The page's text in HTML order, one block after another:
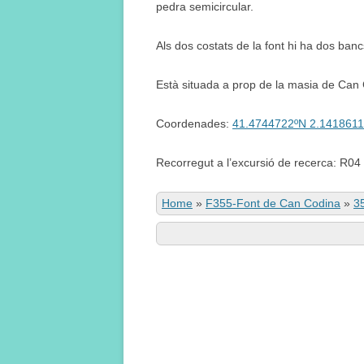
pedra semicircular.
Als dos costats de la font hi ha dos
Està situada a prop de la masia de Can
Coordenades: 41.4744722ºN
Recorregut a l’excursió de recerca: R04
Home » F355-Font de Can Codina »